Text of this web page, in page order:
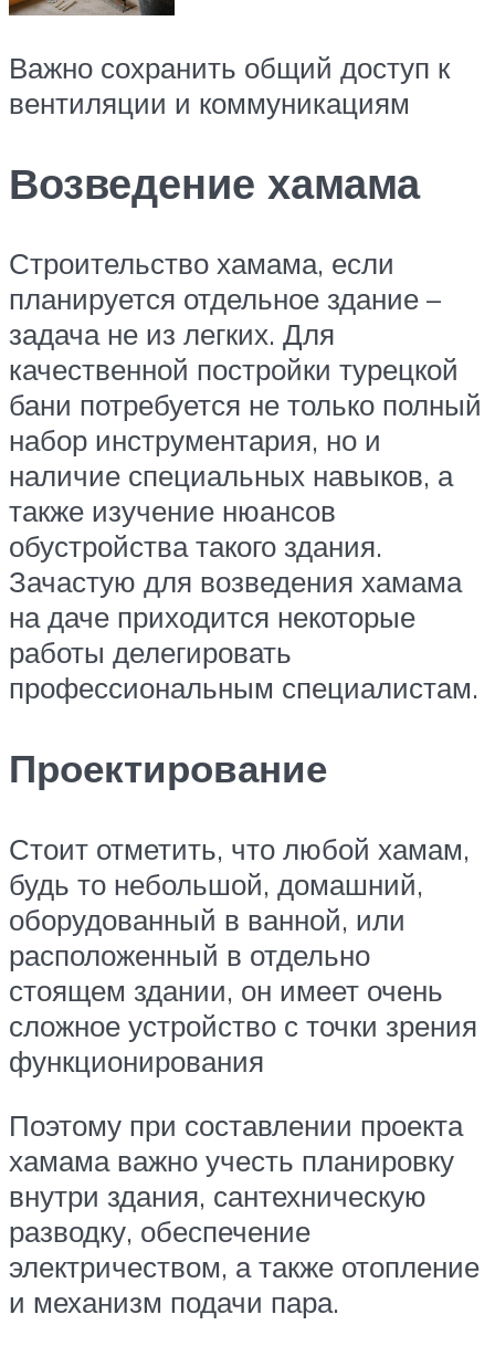
Важно сохранить общий доступ к
вентиляции и коммуникациям
Возведение хамама
Строительство хамама, если
планируется отдельное здание –
задача не из легких. Для
качественной постройки турецкой
бани потребуется не только полный
набор инструментария, но и
наличие специальных навыков, а
также изучение нюансов
обустройства такого здания.
Зачастую для возведения хамама
на даче приходится некоторые
работы делегировать
профессиональным специалистам.
Проектирование
Стоит отметить, что любой хамам,
будь то небольшой, домашний,
оборудованный в ванной, или
расположенный в отдельно
стоящем здании, он имеет очень
сложное устройство с точки зрения
функционирования
Поэтому при составлении проекта
хамама важно учесть планировку
внутри здания, сантехническую
разводку, обеспечение
электричеством, а также отопление
и механизм подачи пара.